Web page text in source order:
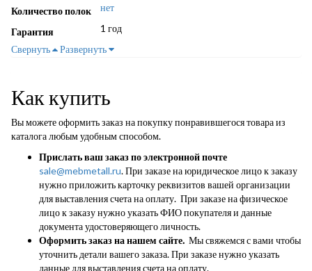
Количество полок нет
Гарантия
1 год
Свернуть
Развернуть
Как купить
Вы можете оформить заказ на покупку понравившегося товара из
каталога любым удобным способом.
Прислать ваш заказ по электронной почте
sale@mebmetall.ru. При заказе на юридическое лицо к заказу
нужно приложить карточку реквизитов вашей организации
для выставления счета на оплату. При заказе на физическое
лицо к заказу нужно указать ФИО покупателя и данные
документа удостоверяющего личность.
Оформить заказ на нашем сайте. Мы свяжемся с вами чтобы
уточнить детали вашего заказа. При заказе нужно указать
данные для выставления счета на оплату.